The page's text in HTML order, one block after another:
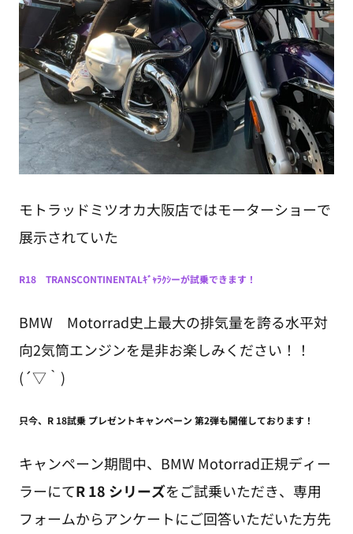
モトラッドミツオカ大阪店ではモーターショーで
展示されていた
R18 TRANSCONTINENTALｷﾞｬﾗｸｼーが試乗できます！
BMW Motorrad史上最大の排気量を誇る水平対
向2気筒エンジンを是非お楽しみください！！
(´▽｀)
只今、R 18試乗 プレゼントキャンペーン 第2弾も開催しております！
キャンペーン期間中、BMW Motorrad正規ディー
ラーにてR 18 シリーズをご試乗いただき、専用
フォームからアンケートにご回答いただいた方先